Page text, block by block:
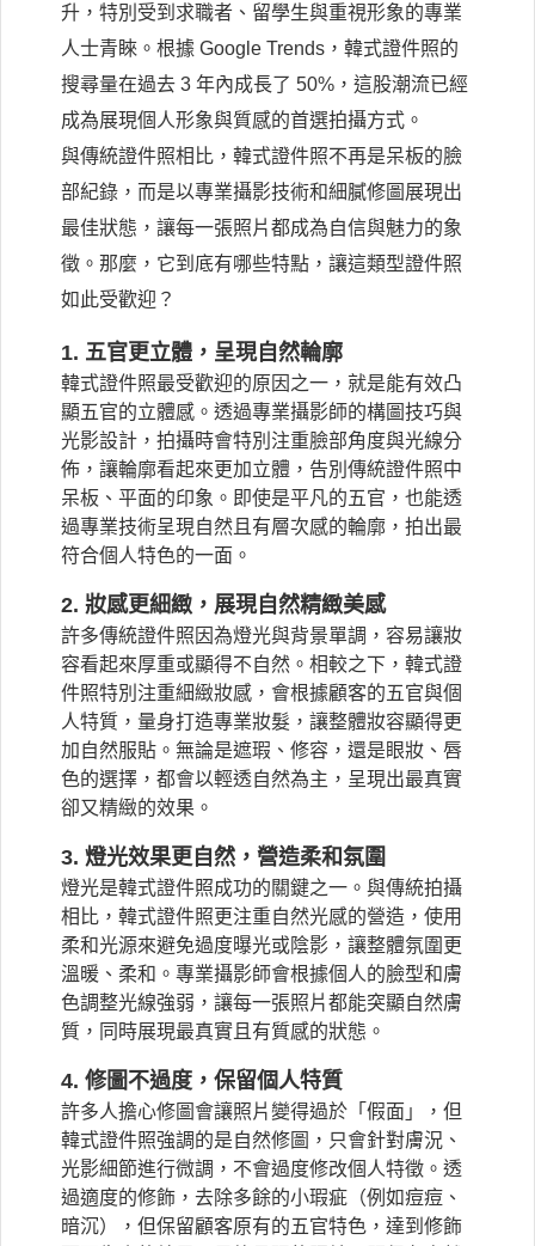
升，特別受到求職者、留學生與重視形象的專業
人士青睞。根據 Google Trends，韓式證件照的
搜尋量在過去 3 年內成長了 50%，這股潮流已經
成為展現個人形象與質感的首選拍攝方式。
與傳統證件照相比，韓式證件照不再是呆板的臉
部紀錄，而是以專業攝影技術和細膩修圖展現出
最佳狀態，讓每一張照片都成為自信與魅力的象
徵。那麼，它到底有哪些特點，讓這類型證件照
如此受歡迎？
1. 五官更立體，呈現自然輪廓
韓式證件照最受歡迎的原因之一，就是能有效凸
顯五官的立體感。透過專業攝影師的構圖技巧與
光影設計，拍攝時會特別注重臉部角度與光線分
佈，讓輪廓看起來更加立體，告別傳統證件照中
呆板、平面的印象。即使是平凡的五官，也能透
過專業技術呈現自然且有層次感的輪廓，拍出最
符合個人特色的一面。
2. 妝感更細緻，展現自然精緻美感
許多傳統證件照因為燈光與背景單調，容易讓妝
容看起來厚重或顯得不自然。相較之下，韓式證
件照特別注重細緻妝感，會根據顧客的五官與個
人特質，量身打造專業妝髮，讓整體妝容顯得更
加自然服貼。無論是遮瑕、修容，還是眼妝、唇
色的選擇，都會以輕透自然為主，呈現出最真實
卻又精緻的效果。
3. 燈光效果更自然，營造柔和氛圍
燈光是韓式證件照成功的關鍵之一。與傳統拍攝
相比，韓式證件照更注重自然光感的營造，使用
柔和光源來避免過度曝光或陰影，讓整體氛圍更
溫暖、柔和。專業攝影師會根據個人的臉型和膚
色調整光線強弱，讓每一張照片都能突顯自然膚
質，同時展現最真實且有質感的狀態。
4. 修圖不過度，保留個人特質
許多人擔心修圖會讓照片變得過於「假面」，但
韓式證件照強調的是自然修圖，只會針對膚況、
光影細節進行微調，不會過度修改個人特徵。透
過適度的修飾，去除多餘的小瑕疵（例如痘痘、
暗沉），但保留顧客原有的五官特色，達到修飾